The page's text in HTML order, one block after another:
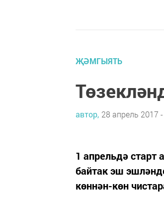
ҖӘМГЫЯТЬ
автор, 28 апрель 2017
1 апрельдә
байтак эш
көннән-көн